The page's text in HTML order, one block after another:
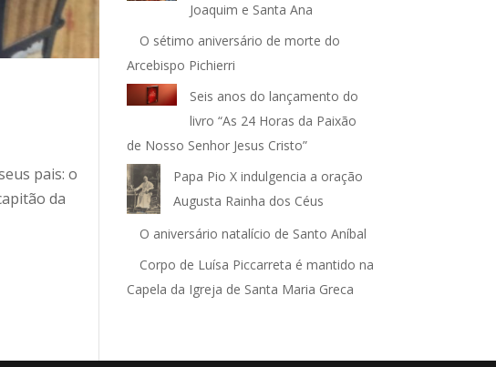
pais: o
da
Joaquim e Santa Ana
O sétimo aniversário de morte do
Arcebispo Pichierri
Seis anos do lançamento do
livro “As 24 Horas da Paixão
de Nosso Senhor Jesus Cristo”
Papa Pio X indulgencia a oração
Augusta Rainha dos Céus
O aniversário natalício de Santo Aníbal
Corpo de Luísa Piccarreta é mantido na
Capela da Igreja de Santa Maria Greca